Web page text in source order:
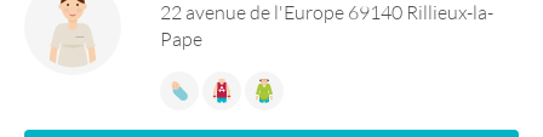
22 avenue de l'Europe 69140 Rillieux-la-
Pape